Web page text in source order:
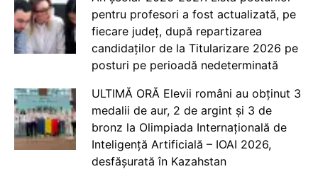
pentru profesori a fost actualizată, pe
fiecare județ, după repartizarea
candidaților de la Titularizare 2026 pe
posturi pe perioadă nedeterminată
ULTIMĂ ORĂ Elevii români au obținut 3
medalii de aur, 2 de argint și 3 de
bronz la Olimpiada Internațională de
Inteligență Artificială – IOAI 2026,
desfășurată în Kazahstan